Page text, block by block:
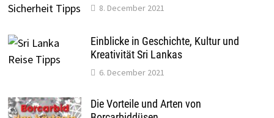
8. December 2021
Einblicke in Geschichte, Kultur und
Kreativität Sri Lankas
6. December 2021
Die Vorteile und Arten von